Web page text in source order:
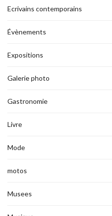
Ecrivains contemporains
Évènements
Expositions
Galerie photo
Gastronomie
Livre
Mode
motos
Musees